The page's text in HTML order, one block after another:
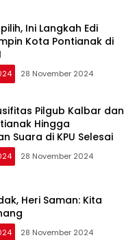
Ini Langkah Edi
Kota Pontianak di
28 November 2024
Pilgub Kalbar dan
Hingga
Suara di KPU Selesai
28 November 2024
Heri Saman: Kita
28 November 2024